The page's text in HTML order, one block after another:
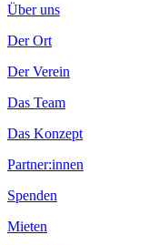
Über uns
Der Ort
Der Verein
Das Team
Das Konzept
Partner:innen
Spenden
Mieten